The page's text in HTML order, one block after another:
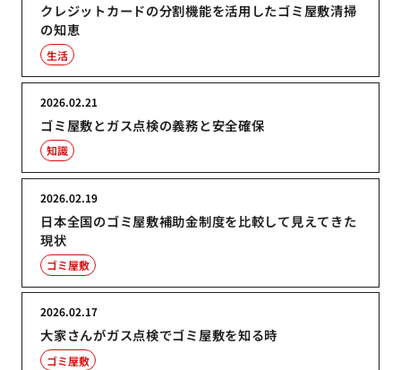
クレジットカードの分割機能を活用したゴミ屋敷清掃
の知恵
生活
ゴミ屋敷とガス点検の義務と安全確保
2026.02.21
知識
日本全国のゴミ屋敷補助金制度を比較して見えてきた
現状
2026.02.19
ゴミ屋敷
大家さんがガス点検でゴミ屋敷を知る時
2026.02.17
ゴミ屋敷